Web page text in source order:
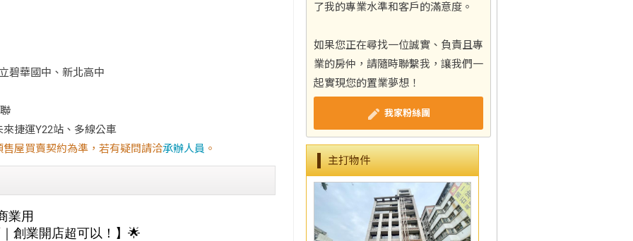
碧華國中、新北高中
捷運Y22站、多線公車
屋買賣契約為準，若有疑問請洽承辦人員 。
了我的專業水準和客戶的滿意度。
如果您正在尋找一位誠實、負責且專
業的房仲，請隨時聯繫我，讓我們一
起實現您的置業夢想！
我家粉絲團
主打物件